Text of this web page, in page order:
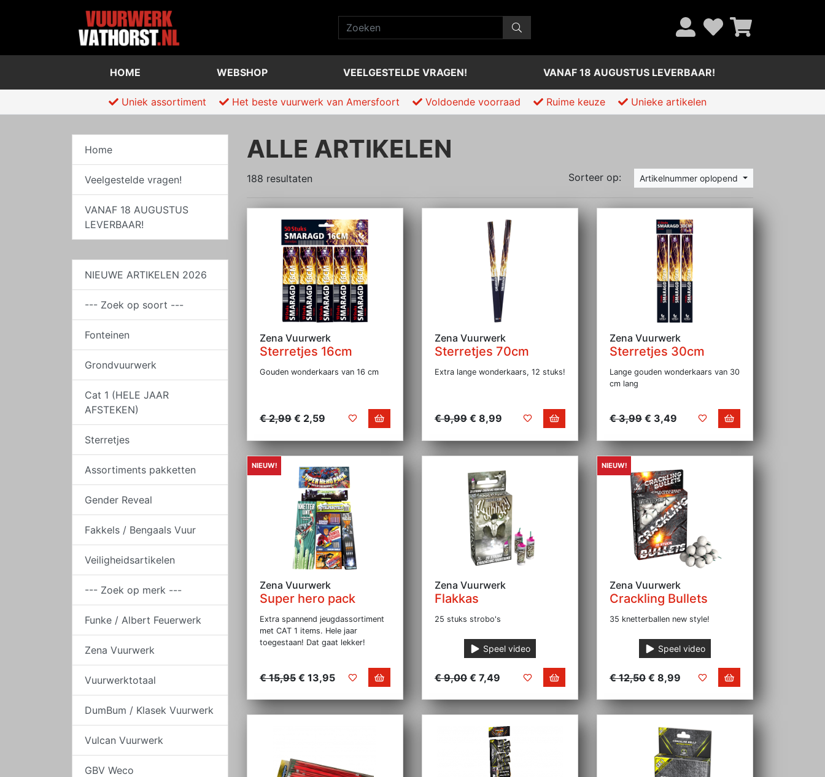
HOME WEBSHOP VEELGESTELDE VRAGEN! VANAF 18 AUGUSTUS LEVERBAAR!
Uniek assortiment Het beste vuurwerk van Amersfoort Voldoende voorraad Ruime keuze Unieke artikelen
Home
Veelgestelde vragen!
VANAF 18 AUGUSTUS
LEVERBAAR!
NIEUWE ARTIKELEN 2026
--- Zoek op soort ---
Fonteinen
Grondvuurwerk
Cat 1 (HELE JAAR
AFSTEKEN)
Sterretjes
Assortiments pakketten
Gender Reveal
Fakkels / Bengaals Vuur
Veiligheidsartikelen
--- Zoek op merk ---
Funke / Albert Feuerwerk
Zena Vuurwerk
Vuurwerktotaal
DumBum / Klasek Vuurwerk
Vulcan Vuurwerk
GBV Weco
ALLE ARTIKELEN
188 resultaten Sorteer op: Artikelnummer oplopend
Zena Vuurwerk
Sterretjes 16cm
Gouden wonderkaars van 16 cm
€ 2,99 € 2,59
Zena Vuurwerk
Sterretjes 70cm
Extra lange wonderkaars, 12 stuks!
€ 9,99 € 8,99
Zena Vuurwerk
Sterretjes 30cm
Lange gouden wonderkaars van 30
cm lang
€ 3,99 € 3,49
NIEUW!
Zena Vuurwerk
Super hero pack
Extra spannend jeugdassortiment
met CAT 1 items. Hele jaar
toegestaan! Dat gaat lekker!
€ 15,95 € 13,95
Zena Vuurwerk
Flakkas
25 stuks strobo's
Speel video
€ 9,00 € 7,49
NIEUW!
Zena Vuurwerk
Crackling Bullets
35 knetterballen new style!
Speel video
€ 12,50 € 8,99